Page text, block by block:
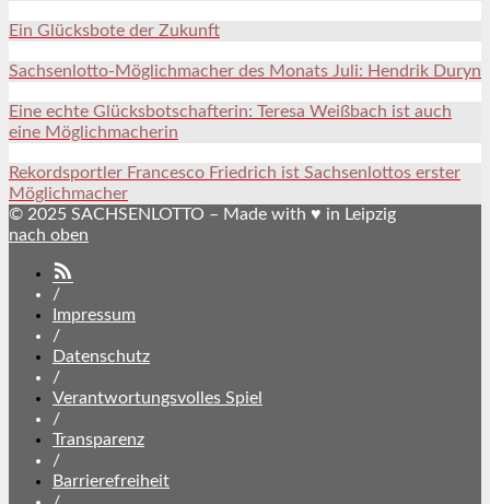
Ein Glücksbote der Zukunft
Sachsenlotto-Möglichmacher des Monats Juli: Hendrik Duryn
Eine echte Glücksbotschafterin: Teresa Weißbach ist auch
eine Möglichmacherin
Rekordsportler Francesco Friedrich ist Sachsenlottos erster
Möglichmacher
© 2025 SACHSENLOTTO – Made with ♥ in Leipzig
nach oben
/
Impressum
/
Datenschutz
/
Verantwortungsvolles Spiel
/
Transparenz
/
Barrierefreiheit